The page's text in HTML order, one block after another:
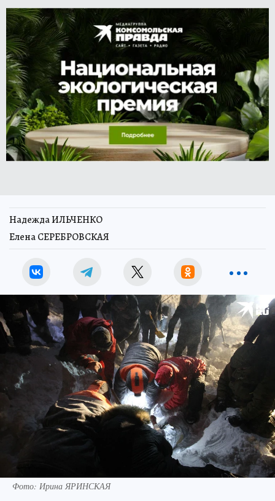
Надежда ИЛЬЧЕНКО
Елена СЕРЕБРОВСКАЯ
Фото: Ирина ЯРИНСКАЯ